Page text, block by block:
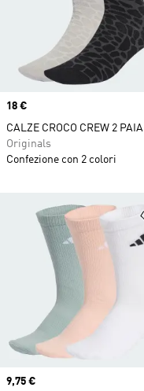
Price
18 €
CALZE CROCO CREW 2 PAIA
Originals
Confezione con 2 colori
Current price
9,75 €